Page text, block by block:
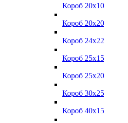
Короб 20x10
Короб 20x20
Короб 24x22
Короб 25x15
Короб 25x20
Короб 30x25
Короб 40x15